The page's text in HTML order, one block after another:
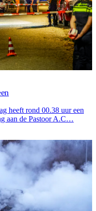
heeft rond 00.38 uur een
aan de Pastoor A.C…